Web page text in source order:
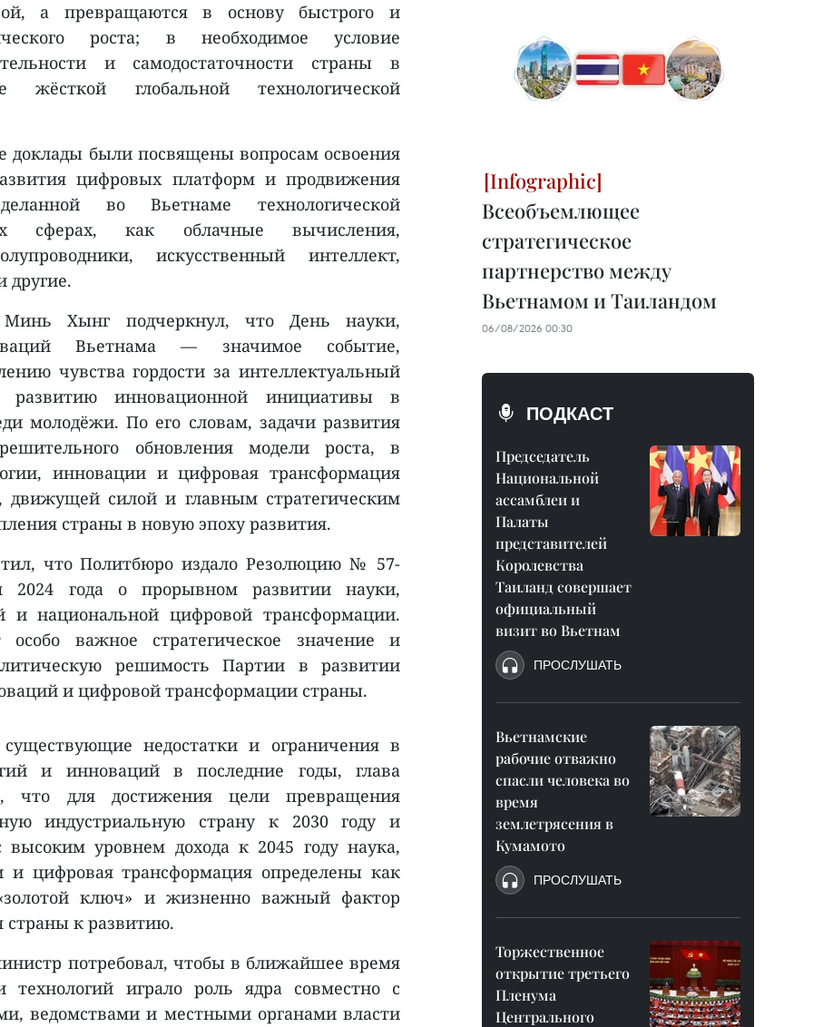
а превращаются в основу быстрого и
роста; в необходимое условие
и самодостаточности страны в
жёсткой глобальной технологической
доклады были посвящены вопросам освоения
цифровых платформ и продвижения
во Вьетнаме технологической
сферах, как облачные вычисления,
искусственный интеллект,
другие.
Хынг подчеркнул, что День науки,
Вьетнама — значимое событие,
чувства гордости за интеллектуальный
инновационной инициативы в
молодёжи. По его словам, задачи развития
обновления модели роста, в
инновации и цифровая трансформация
движущей силой и главным стратегическим
страны в новую эпоху развития.
что Политбюро издало Резолюцию № 57-
2024 года о прорывном развитии науки,
и национальной цифровой трансформации.
важное стратегическое значение и
решимость Партии в развитии
и цифровой трансформации страны.
недостатки и ограничения в
и инноваций в последние годы, глава
что для достижения цели превращения
индустриальную страну к 2030 году и
высоким уровнем дохода к 2045 году наука,
и цифровая трансформация определены как
ключ» и жизненно важный фактор
страны к развитию.
потребовал, чтобы в ближайшее время
технологий играло роль ядра совместно с
ведомствами и местными органами власти
Всеобъемлющее
стратегическое
партнерство между
Вьетнамом и Таиландом
06/08/2026 00:30
ПОДКАСТ
Председатель
Национальной
ассамблеи и
Палаты
представителей
Королевства
Таиланд совершает
официальный
визит во Вьетнам
ПРОСЛУШАТЬ
Вьетнамские
рабочие отважно
спасли человека во
время
землетрясения в
Кумамото
ПРОСЛУШАТЬ
Торжественное
открытие третьего
Пленума
Центрального